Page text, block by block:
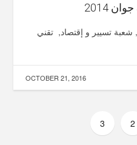
2014
شعبة تسيير و إقتصاد, تقني
OCTOBER 21, 2016
2
3